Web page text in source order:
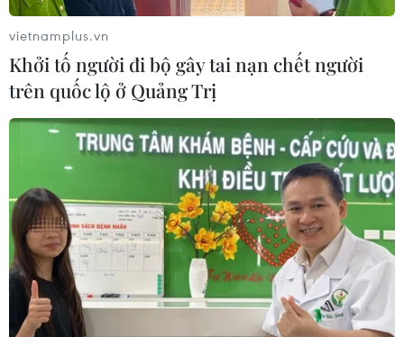
vietnamplus.vn
Khởi tố người đi bộ gây tai nạn chết người
trên quốc lộ ở Quảng Trị